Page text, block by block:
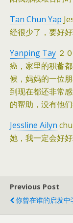
Tan Chun Yap
经很少了，要好
Yanping Tay ２
癌，家里的积蓄
候，妈妈的一位
到现在都还非常
的帮助，没有他
Jessline Ailyn
她，我一定会好
Previous Post
你曾在谁的启发中